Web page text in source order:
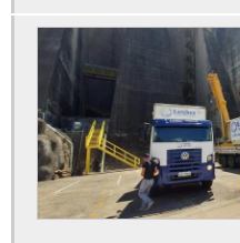
Empresa especializada em
Empresa que fura poço artesiano
Empresas de manutenção de
Empresas especializada em
Endoscopia de poço artesiano